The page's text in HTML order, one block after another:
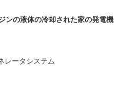
ンの液体の冷却された家の発電機
レータシステム